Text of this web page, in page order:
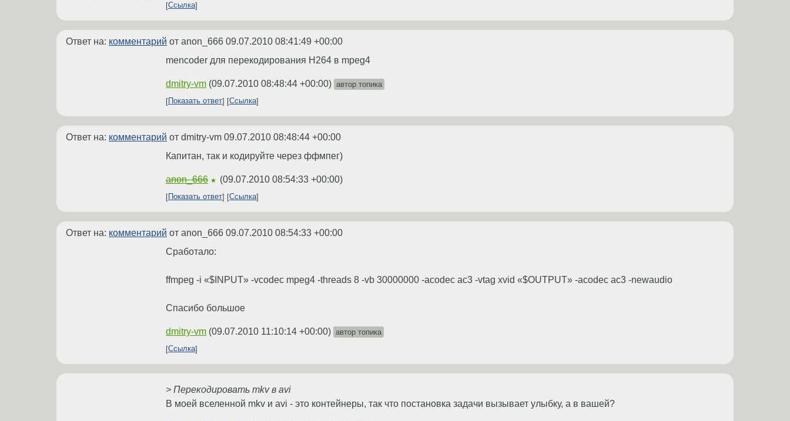
Ссылка
Ответ на: комментарий от anon_666 09.07.2010 08:41:49 +00:00
mencoder для перекодирования H264 в mpeg4
dmitry-vm (09.07.2010 08:48:44 +00:00) автор топика
Показать ответ
Ссылка
Ответ на: комментарий от dmitry-vm 09.07.2010 08:48:44 +00:00
Капитан, так и кодируйте через ффмпег)
anon_666 ★ (09.07.2010 08:54:33 +00:00)
Показать ответ Ссылка
Ответ на: комментарий от anon_666 09.07.2010 08:54:33 +00:00
Сработало:
ffmpeg -i «$INPUT» -vcodec mpeg4 -threads 8 -vb 30000000 -acodec ac3 -vtag xvid «$OUTPUT» -acodec ac3 -newaudio
Спасибо большое
dmitry-vm (09.07.2010 11:10:14 +00:00) автор топика
Ссылка
> Перекодировать mkv в avi
В моей вселенной mkv и avi - это контейнеры, так что постановка задачи вызывает улыбку, а в вашей?